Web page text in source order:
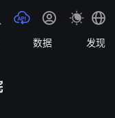
数据 发现